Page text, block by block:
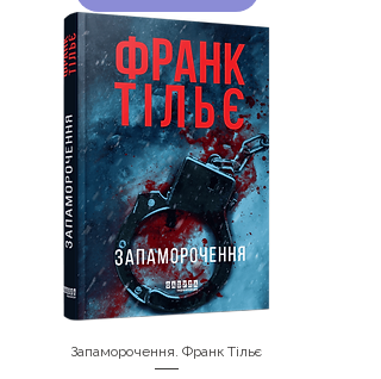
Запаморочення. Франк Тільє